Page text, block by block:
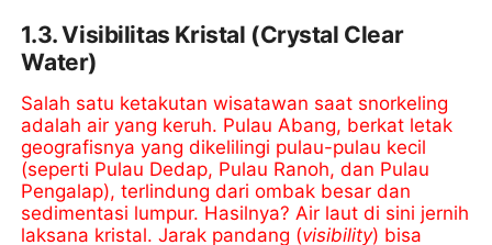
1.3. Visibilitas Kristal (Crystal Clear
Water)
Salah satu ketakutan wisatawan saat snorkeling
adalah air yang keruh. Pulau Abang, berkat letak
geografisnya yang dikelilingi pulau-pulau kecil
(seperti Pulau Dedap, Pulau Ranoh, dan Pulau
Pengalap), terlindung dari ombak besar dan
sedimentasi lumpur. Hasilnya? Air laut di sini jernih
laksana kristal. Jarak pandang (visibility) bisa